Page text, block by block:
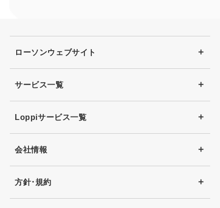
ローソンウェブサイト
サービス一覧
Loppiサービス一覧
会社情報
方針･規約